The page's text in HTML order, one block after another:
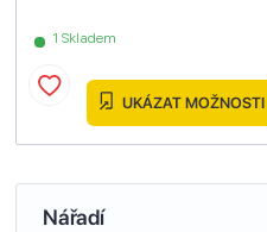
1 Skladem
UKÁZAT MOŽNOSTI
Nářadí